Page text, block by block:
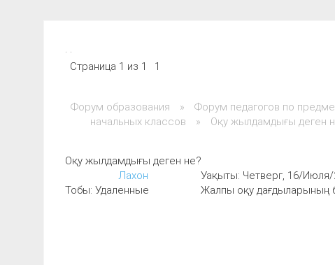
. .
Страница 1 из 1 1
Форум образования » Форум педагогов по
начальных классов
» Оқу жылдамдығы деген
Оқу жылдамдығы деген не?
Лахон
Уақыты: Четверг, 16/Июля/
Тобы: Удаленные
Жалпы оқу дағдыларының